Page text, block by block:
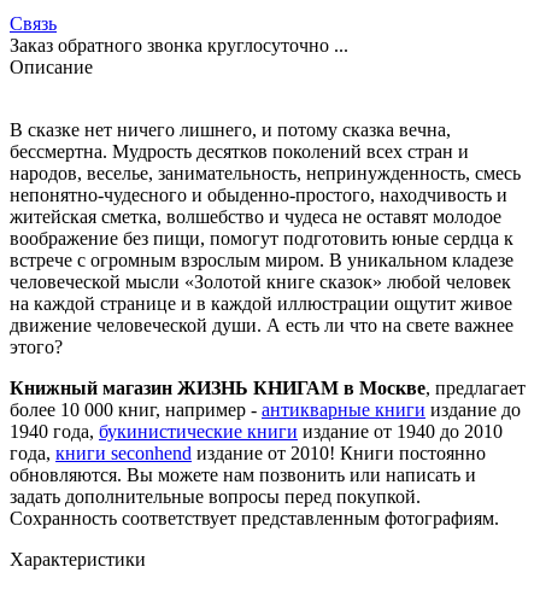
Связь
Заказ обратного звонка круглосуточно ...
Описание
В сказке нет ничего лишнего, и потому сказка вечна,
бессмертна. Мудрость десятков поколений всех стран и
народов, веселье, занимательность, непринужденность, смесь
непонятно-чудесного и обыденно-простого, находчивость и
житейская сметка, волшебство и чудеса не оставят молодое
воображение без пищи, помогут подготовить юные сердца к
встрече с огромным взрослым миром. В уникальном кладезе
человеческой мысли «Золотой книге сказок» любой человек
на каждой странице и в каждой иллюстрации ощутит живое
движение человеческой души. А есть ли что на свете важнее
этого?
Книжный магазин ЖИЗНЬ КНИГАМ в Москве, предлагает
более 10 000 книг, например - антикварные книги издание до
1940 года, букинистические книги издание от 1940 до 2010
года, книги seconhend издание от 2010! Книги постоянно
обновляются. Вы можете нам позвонить или написать и
задать дополнительные вопросы перед покупкой.
Сохранность соответствует представленным фотографиям.
Характеристики